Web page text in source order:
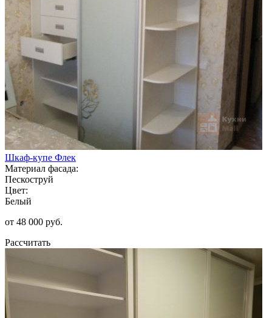
Шкаф-купе Флек
Материал фасада:
Пескоструй
Цвет:
Белый
от 48 000 руб.
Рассчитать